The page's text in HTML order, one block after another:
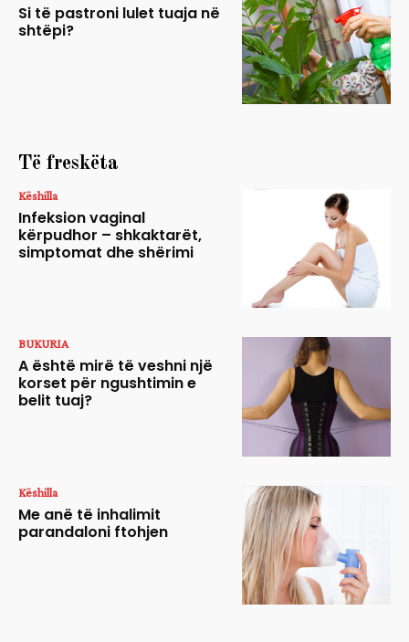
Si të pastroni lulet tuaja në
shtëpi?
Të freskëta
Këshilla
Infeksion vaginal
kërpudhor – shkaktarët,
simptomat dhe shërimi
BUKURIA
A është mirë të veshni një
korset për ngushtimin e
belit tuaj?
Këshilla
Me anë të inhalimit
parandaloni ftohjen